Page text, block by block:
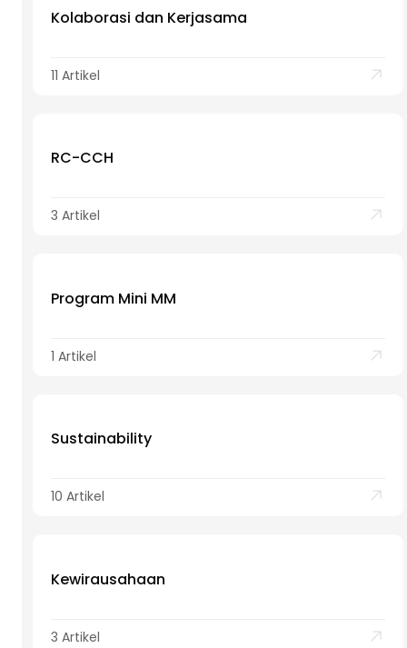
Kolaborasi dan Kerjasama
11 Artikel
RC-CCH
3 Artikel
Program Mini MM
1 Artikel
Sustainability
10 Artikel
Kewirausahaan
3 Artikel